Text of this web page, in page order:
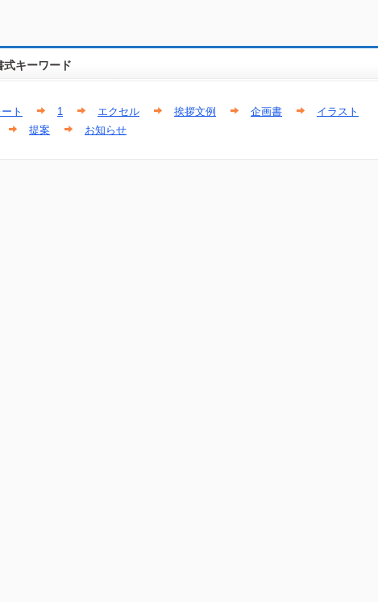
式キーワード
ト 1 エクセル 挨拶文例 企画書
イラスト
提案 お知らせ